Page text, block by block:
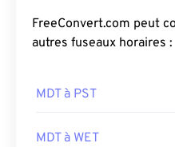
FreeConvert.com peut
autres fuseaux horaires :
MDT à PST
MDT à WET